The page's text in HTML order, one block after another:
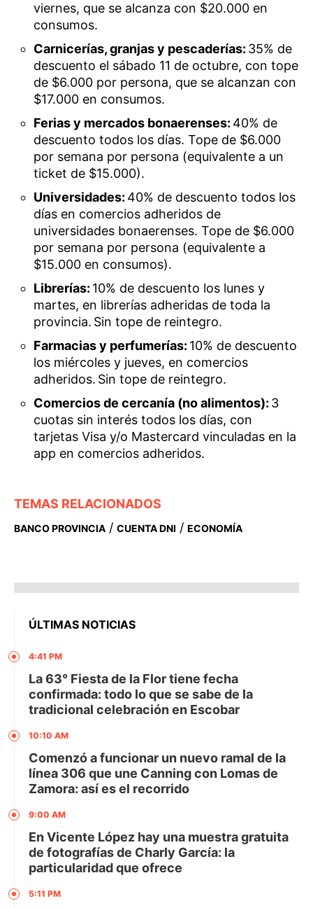
viernes, que se alcanza con $20.000 en
consumos.
Carnicerías, granjas y pescaderías: 35% de
descuento el sábado 11 de octubre, con tope
de $6.000 por persona, que se alcanzan con
$17.000 en consumos.
Ferias y mercados bonaerenses: 40% de
descuento todos los días. Tope de $6.000
por semana por persona (equivalente a un
ticket de $15.000).
Universidades: 40% de descuento todos los
días en comercios adheridos de
universidades bonaerenses. Tope de $6.000
por semana por persona (equivalente a
$15.000 en consumos).
Librerías: 10% de descuento los lunes y
martes, en librerías adheridas de toda la
provincia. Sin tope de reintegro.
Farmacias y perfumerías: 10% de descuento
los miércoles y jueves, en comercios
adheridos. Sin tope de reintegro.
Comercios de cercanía (no alimentos): 3
cuotas sin interés todos los días, con
tarjetas Visa y/o Mastercard vinculadas en la
app en comercios adheridos.
TEMAS RELACIONADOS
BANCO PROVINCIA / CUENTA DNI / ECONOMÍA
ÚLTIMAS NOTICIAS
4:41 PM
La 63° Fiesta de la Flor tiene fecha
confirmada: todo lo que se sabe de la
tradicional celebración en Escobar
10:10 AM
Comenzó a funcionar un nuevo ramal de la
línea 306 que une Canning con Lomas de
Zamora: así es el recorrido
9:00 AM
En Vicente López hay una muestra gratuita
de fotografías de Charly García: la
particularidad que ofrece
5:11 PM